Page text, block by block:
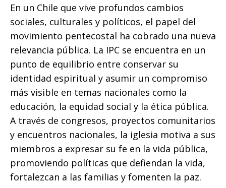
En un Chile que vive profundos cambios
sociales, culturales y políticos, el papel del
movimiento pentecostal ha cobrado una nueva
relevancia pública. La IPC se encuentra en un
punto de equilibrio entre conservar su
identidad espiritual y asumir un compromiso
más visible en temas nacionales como la
educación, la equidad social y la ética pública.
A través de congresos, proyectos comunitarios
y encuentros nacionales, la iglesia motiva a sus
miembros a expresar su fe en la vida pública,
promoviendo políticas que defiendan la vida,
fortalezcan a las familias y fomenten la paz.